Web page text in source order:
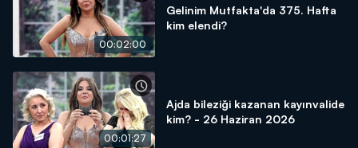
00:02:00
Gelinim Mutfakta'da 375. Hafta
kim elendi?
00:01:27
Ajda bileziği kazanan kayınvalide
kim? - 26 Haziran 2026